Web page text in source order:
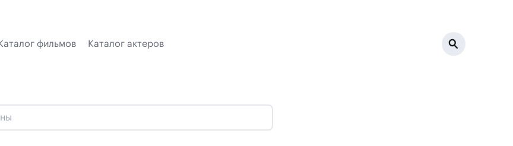
Каталог фильмов Каталог актеров